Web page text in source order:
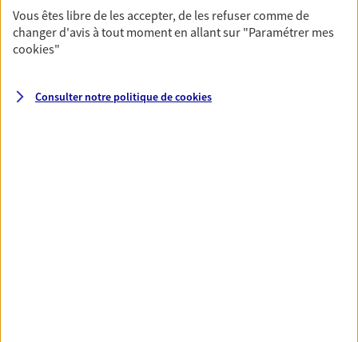
responsabilité civile.
Découvrir l'offre Multirisque Entreprise
Vous êtes libre de les accepter, de les refuser comme de
changer d'avis à tout moment en allant sur "Paramétrer mes
cookies"
Consulter notre politique decookies